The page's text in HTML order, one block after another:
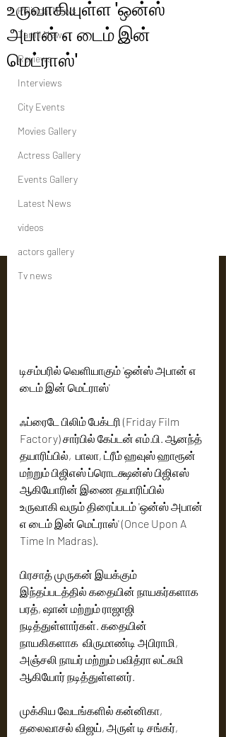
Political News
Tamil News
Reviews
Interviews
City Events
Movies Gallery
Actress Gallery
Events Gallery
Latest News
videos
actors gallery
Tv news
உருவாகியுள்ள 'ஒன்ஸ்
அபான் எ டைம் இன்
மெட்ராஸ்'
டிசம்பரில் வெளியாகும் 'ஒன்ஸ் அபான் எ
டைம் இன் மெட்ராஸ்'
ஃப்ரைடே பிலிம் பேக்டரி (Friday Film
Factory) சார்பில் கேப்டன் எம்.பி. ஆனந்த்
தயாரிப்பில்,  பாலா, ட்ரீம் ஹவுஸ் ஹாரூன்
மற்றும் பிஜிஎஸ் ப்ரொடக்ஷன்ஸ் பிஜிஎஸ்
ஆகியோரின் இணை தயாரிப்பில்
உருவாகி வரும் திரைப்படம் 'ஒன்ஸ் அபான்
எ டைம் இன் மெட்ராஸ்' (Once Upon A
Time In Madras).
பிரசாத் முருகன் இயக்கும்
இந்தப்படத்தில் கதையின் நாயகர்களாக
பரத், ஷான் மற்றும் ராஜாஜி
நடித்துள்ளார்கள். கதையின்
நாயகிகளாக  விருமாண்டி அபிராமி,
அஞ்சலி நாயர் மற்றும் பவித்ரா லட்சுமி
ஆகியோர் நடித்துள்ளனர்.
முக்கிய வேடங்களில் கன்னிகா,
தலைவாசல் விஜய், அருள் டி சங்கர்,